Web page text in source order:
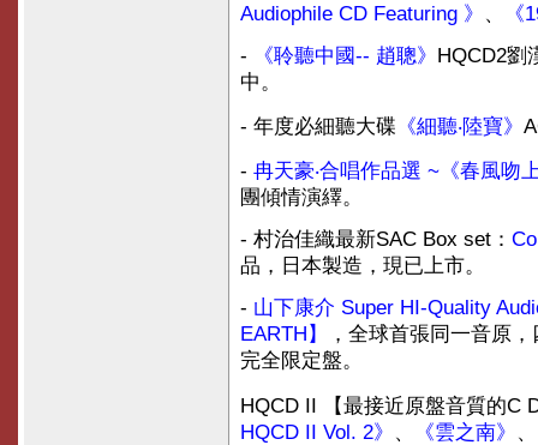
Audiophile CD Featuring 》 、
《
-
《聆聽中國-- 趙聰》 HQCD2劉
中。
- 年度必細聽大碟 《細聽‧陸寶》
- 冉天豪‧合唱作品選 ~《春風吻
團傾情演繹。
- 村治佳織最新SAC Box set：
品，日本製造，現已上市。
- 山下康介 Super HI-Quality
EARTH】
，全球首張同一音原
完全限定盤。
HQCD II 【最接近原盤音質的C
HQCD II Vol. 2》 、 《雲之南》 、